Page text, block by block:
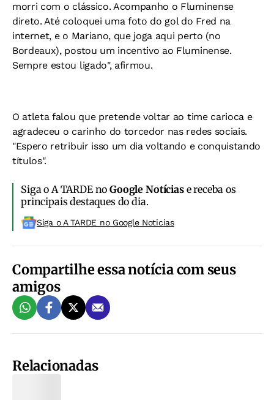
morri com o clássico. Acompanho o Fluminense
direto. Até coloquei uma foto do gol do Fred na
internet, e o Mariano, que joga aqui perto (no
Bordeaux), postou um incentivo ao Fluminense.
Sempre estou ligado", afirmou.
O atleta falou que pretende voltar ao time carioca e
agradeceu o carinho do torcedor nas redes sociais.
"Espero retribuir isso um dia voltando e conquistando
títulos".
Siga o A TARDE noGoogle Notíciase receba os
principais destaques do dia.
Siga o A TARDE no Google Noticias
Compartilhe essa notícia com seus
amigos
Relacionadas